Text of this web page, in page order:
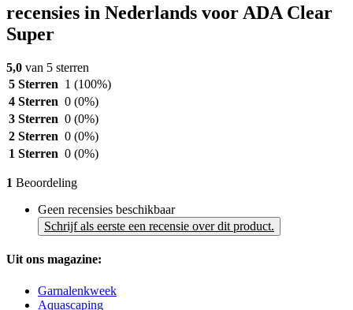
recensies in Nederlands voor ADA Clear
Super
5,0 van 5 sterren
5 Sterren 1 (100%)
4 Sterren 0 (0%)
3 Sterren 0 (0%)
2 Sterren 0 (0%)
1 Sterren 0 (0%)
1 Beoordeling
Geen recensies beschikbaar
Schrijf als eerste een recensie over dit product.
Uit ons magazine:
Garnalenkweek
Aquascaping